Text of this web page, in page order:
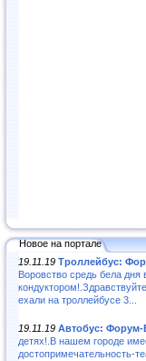
Новое на портале
19.11.19 Троллейбус:
Воровство средь бела дня
ехали на троллейбусе 3...
19.11.19 Автобус: Форум-
детях!.В нашем городе
достопримечательность-